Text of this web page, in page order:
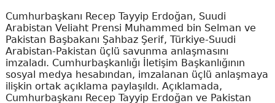
Cumhurbaşkanı Recep Tayyip Erdoğan, Suudi
Arabistan Veliaht Prensi Muhammed bin Selman ve
Pakistan Başbakanı Şahbaz Şerif, Türkiye-Suudi
Arabistan-Pakistan üçlü savunma anlaşmasını
imzaladı. Cumhurbaşkanlığı İletişim Başkanlığının
sosyal medya hesabından, imzalanan üçlü anlaşmaya
ilişkin ortak açıklama paylaşıldı. Açıklamada,
Cumhurbaşkanı Recep Tayyip Erdoğan ve Pakistan